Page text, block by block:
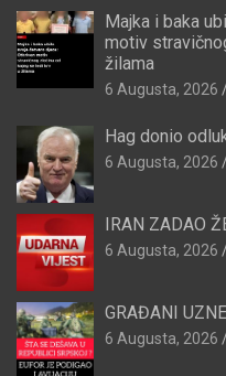
Majka i baka
motiv
žilama
6 Augusta, 2026
Hag donio
6 Augusta, 2026
IRAN ZADAO
6 Augusta, 2026
GRAĐANI
6 Augusta, 2026